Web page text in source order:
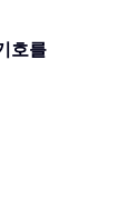
호를